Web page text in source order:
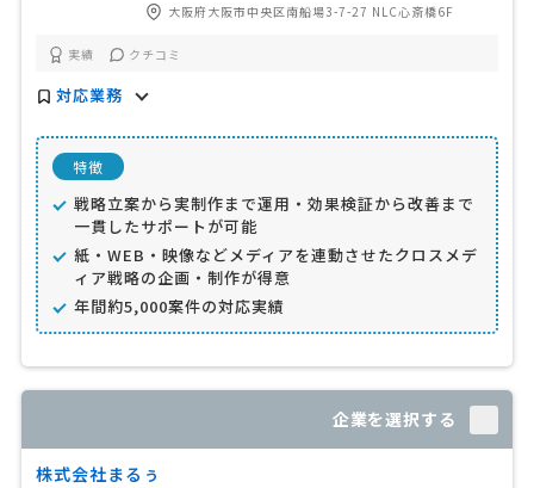
大阪府大阪市中央区南船場3-7-27 NLC心斎橋6F
実績 クチコミ
対応業務
特徴
戦略立案から実制作まで運用・効果検証から改善まで
一貫したサポートが可能
紙・WEB・映像などメディアを連動させたクロスメデ
ィア戦略の企画・制作が得意
年間約5,000案件の対応実績
企業を選択する
株式会社まるぅ